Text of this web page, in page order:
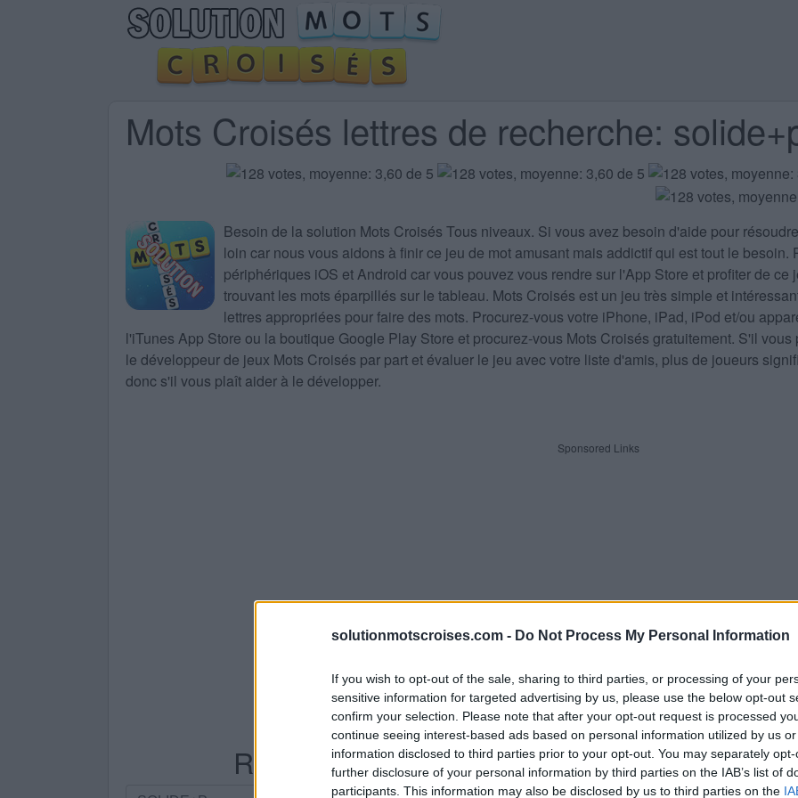
solutionmotscroises.com - Do Not Process My Personal Information
If you wish to opt-out of the sale, sharing to third parties, or processing of your
sensitive information for targeted advertising by us, please use the below opt-out
confirm your selection. Please note that after your opt-out request is processed
continue seeing interest-based ads based on personal information utilized by us
information disclosed to third parties prior to your opt-out. You may separately
further disclosure of your personal information by third parties on the IAB’s list of
participants. This information may also be disclosed by us to third parties on the
Mots Croisés lettres de recherche:
Besoin de la solution Mots Croisés Tous niveaux. Si vous avez besoin d'aide pour résoudre
loin car nous vous aidons à finir ce jeu de mot amusant mais addictif qui est tout le besoin.
périphériques iOS et Android car vous pouvez vous rendre sur l'App Store et profiter de
trouvant les mots éparpillés sur le tableau. Mots Croisés est un jeu très simple et
lettres appropriées pour faire des mots. Procurez-vous votre iPhone, iPad, iPod et/ou
l'iTunes App Store ou la boutique Google Play Store et procurez-vous Mots Croisés gratuitement. S'il
le développeur de jeux Mots Croisés par part et évaluer le jeu avec votre liste d'amis, plus de joueurs
donc s'il vous plaît aider à le développer.
Sponsored Links
Recherche par lettres. Entrez toutes les
Recherche